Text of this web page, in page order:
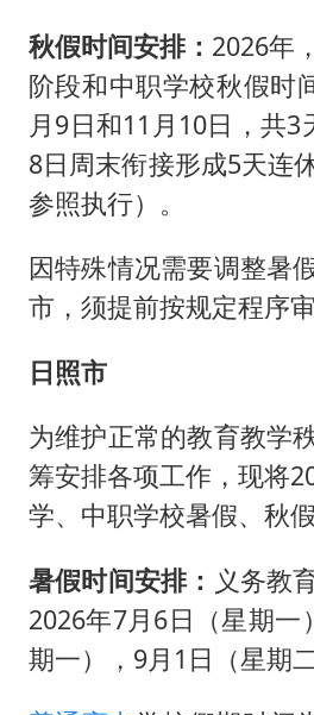
秋假时间安排： 2026年
阶段和中职学校秋假时
月9日和11月10日，共3
8日周末衔接形成5天连
参照执行）。
因特殊情况需要调整暑
市，须提前按规定程序审
日照市
为维护正常的教育教学
筹安排各项工作，现将
学、中职学校暑假、秋
暑假时间安排： 义务教
2026年7月6日（星期一
期一），9月1日（星期